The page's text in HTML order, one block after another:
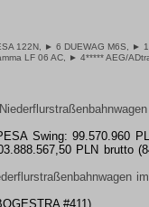
122N, ► 6 DUEWAG M6S ►
LF 06 AC, ► 4***** AEG/
Swing: 99.570.960
PLN brutto
#411)